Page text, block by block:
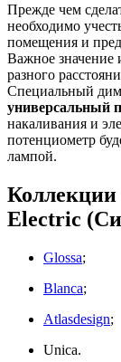
Прежде чем
необходимо
помещения и
Важное значение
разного
Специальный
универсальный
накаливания и
потенциометр
лампой.
Коллекции
Electric
Glossa;
Blanca;
Atlasdesign;
Unica.